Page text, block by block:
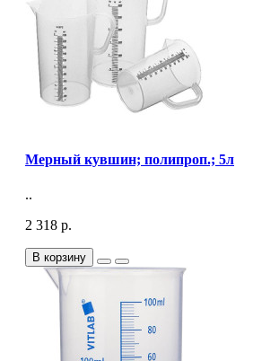
Мерный кувшин; полипроп.; 5л
..
2 318 р.
В корзину